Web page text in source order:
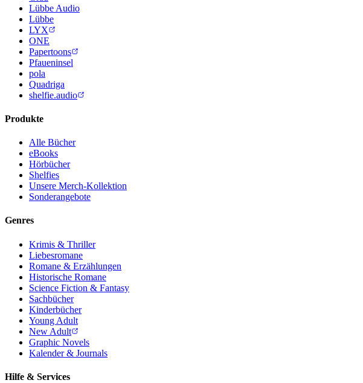
Lübbe Audio
Lübbe
LYX
ONE
Papertoons
Pfaueninsel
pola
Quadriga
shelfie.audio
Produkte
Alle Bücher
eBooks
Hörbücher
Shelfies
Unsere Merch-Kollektion
Sonderangebote
Genres
Krimis & Thriller
Liebesromane
Romane & Erzählungen
Historische Romane
Science Fiction & Fantasy
Sachbücher
Kinderbücher
Young Adult
New Adult
Graphic Novels
Kalender & Journals
Hilfe & Services